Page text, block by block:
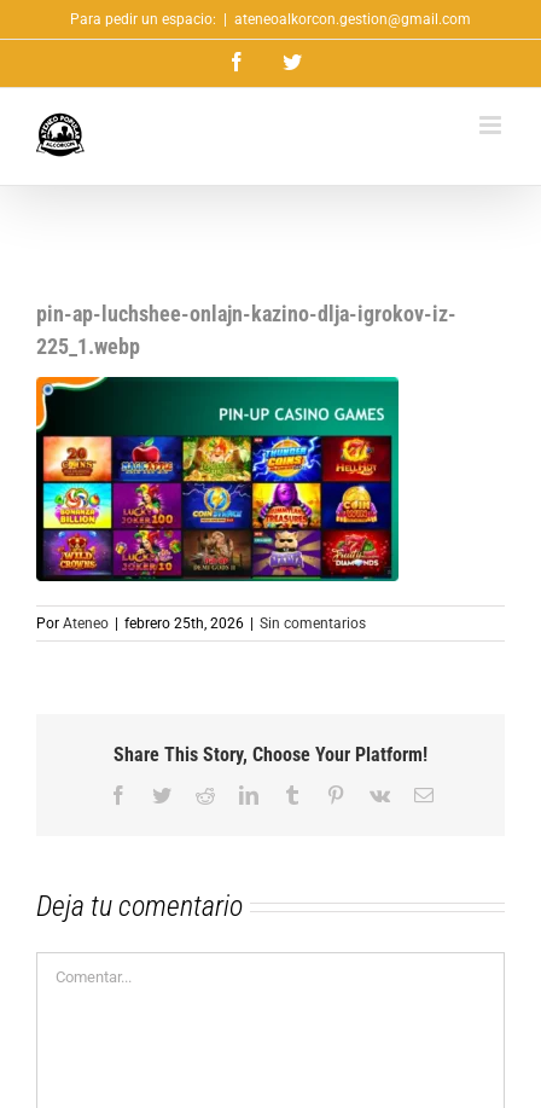
al
Para pedir un espacio: ateneoalkorcon.gestion@gmail.com
FacebookTwitter
pin-ap-luchshee-onlajn-kazino-dlja-igrokov-iz-
225_1.webp
Por Ateneo febrero 25th, 2026 Sin comentarios
Share This Story, Choose Your Platform!
Facebook
TwitterRedditLinkedInTumblr Pinterest
Vk
Correo
Deja tu comentario